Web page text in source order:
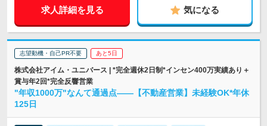
求人詳細を見る 気になる
志望動機・自己PR不要 あと5日
株式会社アイム・ユニバース | *完全週休2日制*インセン400万実績あり＋
賞与年2回*完全反響営業
"年収1000万"なんて通過点――【不動産営業】未経験OK*年休
125日